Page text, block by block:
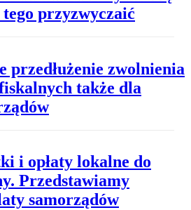
tego przyzwyczaić
przedłużenie zwolnienia
także dla
i opłaty lokalne do
Przedstawiamy
samorządów